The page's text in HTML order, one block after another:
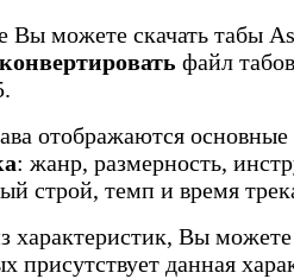
Вы можете скачать табы
конвертировать файл
отображаются основные
: жанр, размерность,
строй, темп и время
характеристик, Вы
присутствует данная